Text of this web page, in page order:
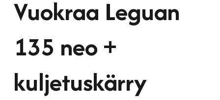
Vuokraa Leguan
135 neo +
kuljetuskärry